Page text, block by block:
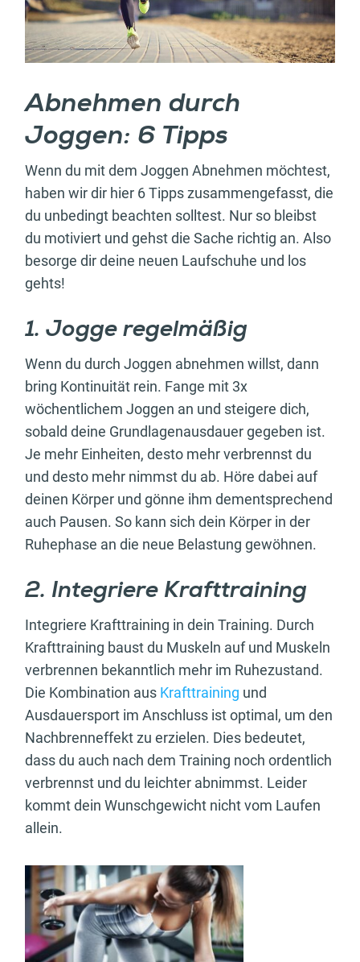
Abnehmen durch
Joggen: 6 Tipps
Wenn du mit dem Joggen Abnehmen möchtest,
haben wir dir hier 6 Tipps zusammengefasst, die
du unbedingt beachten solltest. Nur so bleibst
du motiviert und gehst die Sache richtig an. Also
besorge dir deine neuen Laufschuhe und los
gehts!
1. Jogge regelmäßig
Wenn du durch Joggen abnehmen willst, dann
bring Kontinuität rein. Fange mit 3x
wöchentlichem Joggen an und steigere dich,
sobald deine Grundlagenausdauer gegeben ist.
Je mehr Einheiten, desto mehr verbrennst du
und desto mehr nimmst du ab. Höre dabei auf
deinen Körper und gönne ihm dementsprechend
auch Pausen. So kann sich dein Körper in der
Ruhephase an die neue Belastung gewöhnen.
2. Integriere Krafttraining
Integriere Krafttraining in dein Training. Durch
Krafttraining baust du Muskeln auf und Muskeln
verbrennen bekanntlich mehr im Ruhezustand.
Die Kombination aus Krafttraining und
Ausdauersport im Anschluss ist optimal, um den
Nachbrenneffekt zu erzielen. Dies bedeutet,
dass du auch nach dem Training noch ordentlich
verbrennst und du leichter abnimmst. Leider
kommt dein Wunschgewicht nicht vom Laufen
allein.
Empfohlener Artikel